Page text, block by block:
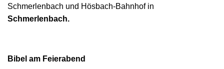
Schmerlenbach und Hösbach-Bahnhof in
Schmerlenbach.
Bibel am Feierabend